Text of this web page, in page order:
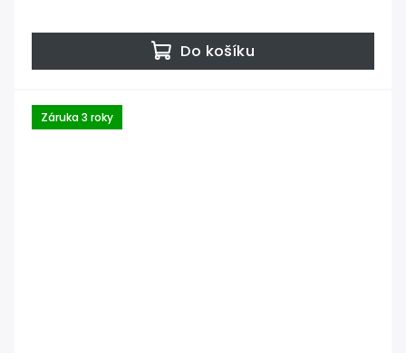
Do košíku
Záruka 3 roky